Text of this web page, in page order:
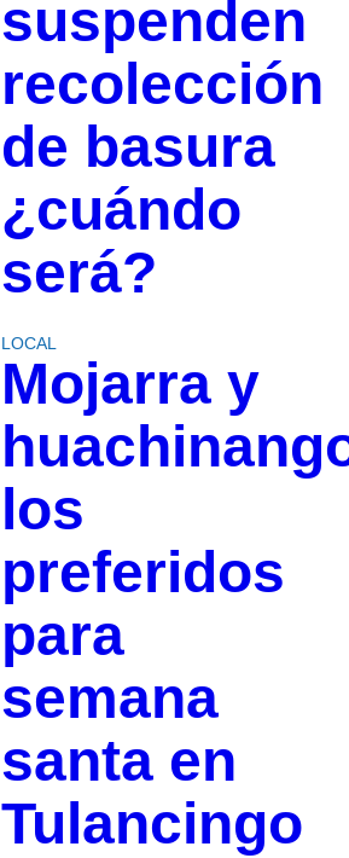
suspenden
recolección
de basura
¿cuándo
será?
LOCAL
Mojarra y
los
preferidos
para
semana
santa en
Tulancingo